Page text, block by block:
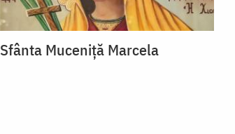
Sfânta Muceniță Marcela